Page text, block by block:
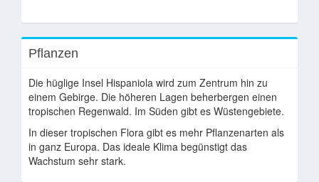
Pflanzen
Die hüglige Insel Hispaniola wird zum Zentrum hin zu
einem Gebirge. Die höheren Lagen beherbergen einen
tropischen Regenwald. Im Süden gibt es Wüstengebiete.
In dieser tropischen Flora gibt es mehr Pflanzenarten als
in ganz Europa. Das ideale Klima begünstigt das
Wachstum sehr stark.